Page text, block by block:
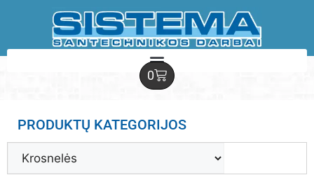
0
PRODUKTŲ KATEGORIJOS